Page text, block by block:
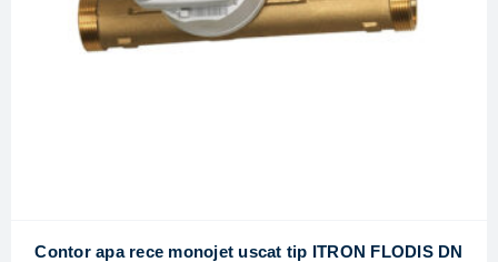
Contor apa rece monojet uscat tip ITRON FLODIS DN